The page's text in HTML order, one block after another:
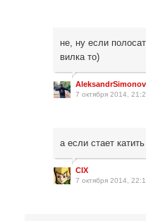
не, ну если
вилка то)
AleksandrSimonov
7 октября 2014,
а если стает
CIX
7 октября 2014,